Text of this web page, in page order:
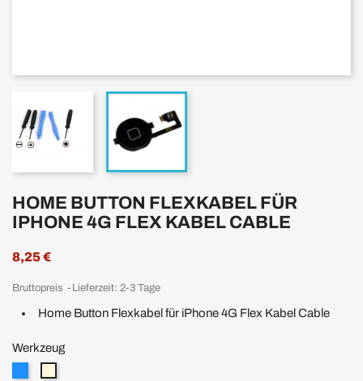
HOME BUTTON FLEXKABEL FÜR
IPHONE 4G FLEX KABEL CABLE
8,25 €
Bruttopreis Lieferzeit: 2-3 Tage
Home Button Flexkabel für iPhone 4G Flex Kabel Cable
Werkzeug